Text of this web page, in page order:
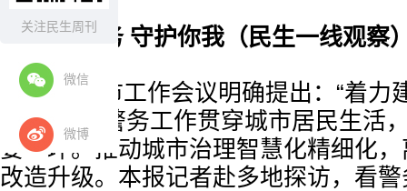
关注民生周刊
微信
微博
智慧警务 守护你我（民生一线观察
中央城市工作会议明确提出：“着力
慧城市。”警务工作贯穿城市居民生活
要一环。推动城市治理智慧化精细化
改造升级。本报记者赴多地探访，看警